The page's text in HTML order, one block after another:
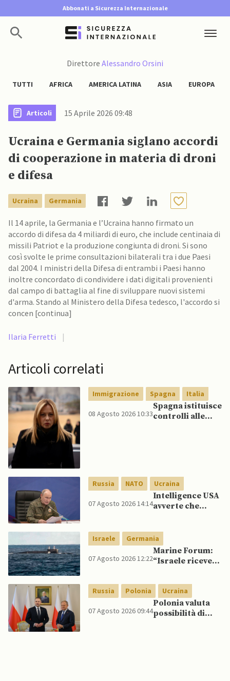
Abbonati a Sicurezza Internazionale
Direttore Alessandro Orsini
TUTTI AFRICA AMERICA LATINA ASIA EUROPA
Articoli 15 Aprile 2026 09:48
Ucraina e Germania siglano accordi
di cooperazione in materia di droni
e difesa
Ucraina Germania
Il 14 aprile, la Germania e l’Ucraina hanno firmato un
accordo di difesa da 4 miliardi di euro, che include centinaia di
missili Patriot e la produzione congiunta di droni. Si sono
così svolte le prime consultazioni bilaterali tra i due Paesi
dal 2004. I ministri della Difesa di entrambi i Paesi hanno
inoltre concordato di condividere i dati digitali provenienti
dal campo di battaglia al fine di sviluppare nuovi sistemi
d'arma. Stando al Ministero della Difesa tedesco, l'accordo si
concen [continua]
Ilaria Ferretti |
Articoli correlati
Immigrazione Spagna Italia
08 Agosto 2026 10:33
Spagna istituisce
controlli alle
spagnoli
Russia NATO Ucraina
07 Agosto 2026 14:14
Intelligence USA
avverte che
mentre è ancora
impegnato in
Ucraina
Israele Germania
07 Agosto 2026 12:22
Marine Forum:
“Israele riceve
Drakon dopo 14
anni”
Russia Polonia Ucraina
07 Agosto 2026 09:44
Polonia valuta
possibilità di